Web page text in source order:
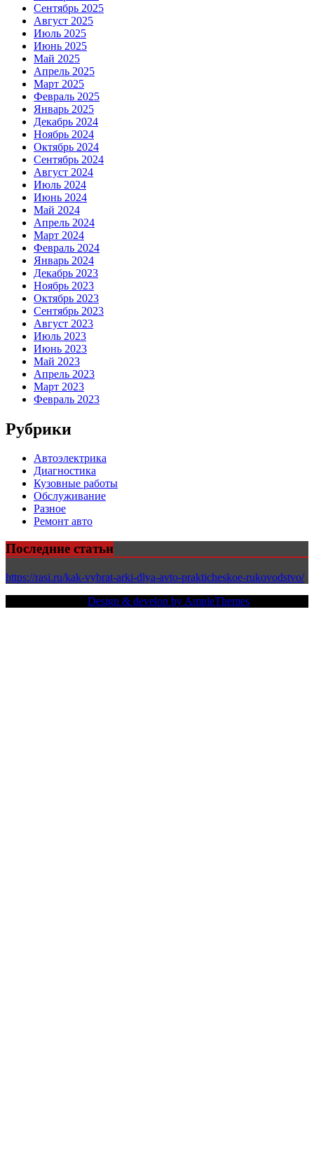
Сентябрь 2025
Август 2025
Июль 2025
Июнь 2025
Май 2025
Апрель 2025
Март 2025
Февраль 2025
Январь 2025
Декабрь 2024
Ноябрь 2024
Октябрь 2024
Сентябрь 2024
Август 2024
Июль 2024
Июнь 2024
Май 2024
Апрель 2024
Март 2024
Февраль 2024
Январь 2024
Декабрь 2023
Ноябрь 2023
Октябрь 2023
Сентябрь 2023
Август 2023
Июль 2023
Июнь 2023
Май 2023
Апрель 2023
Март 2023
Февраль 2023
Рубрики
Автоэлектрика
Диагностика
Кузовные работы
Обслуживание
Разное
Ремонт авто
Последние статьи
https://rasi.ru/kak-vybrat-arki-dlya-avto-prakticheskoe-rukovodstvo/
Design & develop by AmpleThemes